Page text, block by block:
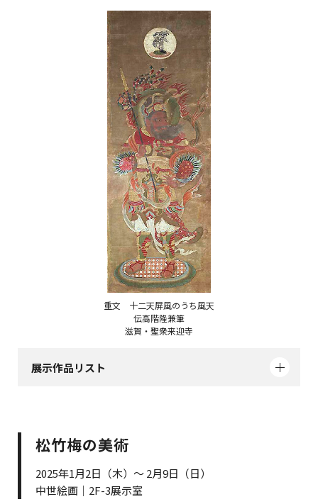
重文 十二天屏風のうち風天
伝高階隆兼筆
滋賀・聖衆来迎寺
展示作品リスト
松竹梅の美術
2025年1月2日（木）～ 2月9日（日）
中世絵画｜2F-3展示室